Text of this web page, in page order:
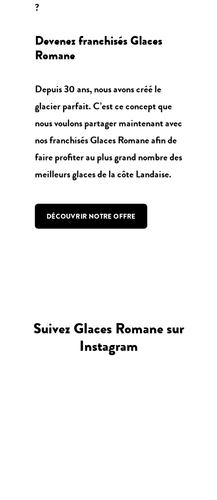
?
Devenez franchisés Glaces
Romane
Depuis 30 ans, nous avons créé le
glacier parfait. C’est ce concept que
nous voulons partager maintenant avec
nos franchisés Glaces Romane afin de
faire profiter au plus grand nombre des
meilleurs glaces de la côte Landaise.
DÉCOUVRIR NOTRE OFFRE
Suivez Glaces Romane sur
Instagram